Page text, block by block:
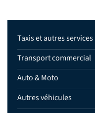
Taxis et autres services
Transport commercial
Auto & Moto
Autres véhicules